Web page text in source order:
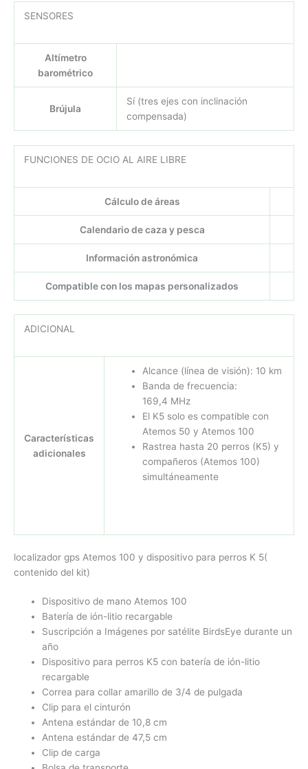
SENSORES
Altímetro
barométrico
Brújula
Sí (tres ejes con inclinación
compensada)
FUNCIONES DE OCIO AL AIRE LIBRE
Cálculo de áreas
Calendario de caza y pesca
Información astronómica
Compatible con los mapas personalizados
ADICIONAL
Características
adicionales
Alcance (línea de visión): 10 km
Banda de frecuencia:
169,4 MHz
El K5 solo es compatible con
Atemos 50 y Atemos 100
Rastrea hasta 20 perros (K5) y
compañeros (Atemos 100)
simultáneamente
localizador gps Atemos 100 y dispositivo para perros K 5(
contenido del kit)
Dispositivo de mano Atemos 100
Batería de ión-litio recargable
Suscripción a Imágenes por satélite BirdsEye durante un
año
Dispositivo para perros K5 con batería de ión-litio
recargable
Correa para collar amarillo de 3/4 de pulgada
Clip para el cinturón
Antena estándar de 10,8 cm
Antena estándar de 47,5 cm
Clip de carga